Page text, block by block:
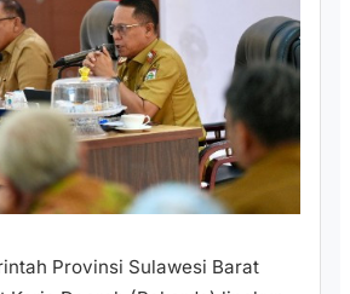
Provinsi Sulawesi Barat